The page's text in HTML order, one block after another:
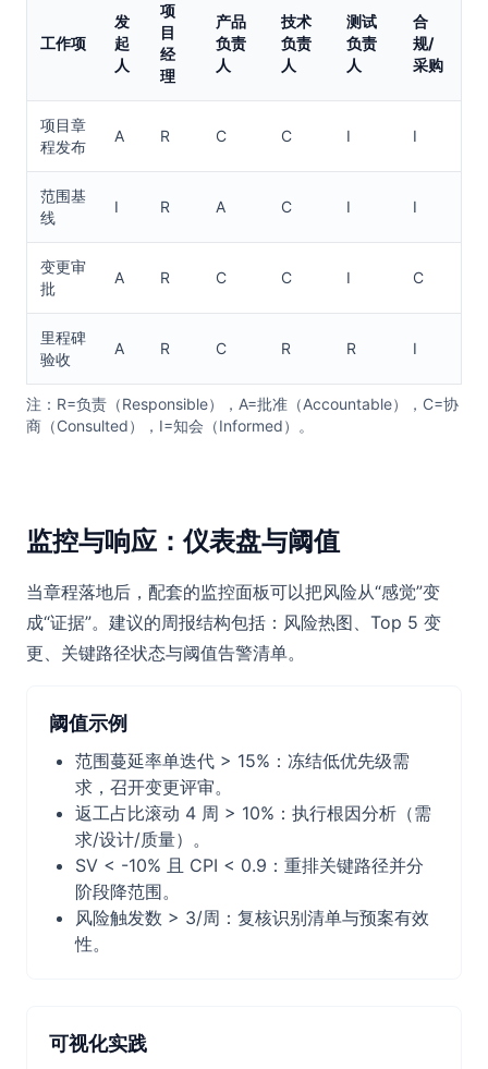
工作项
发
起
人
项
目
经
理
产品
负责
人
技术
负责
人
测试
负责
人
合
规/
采购
项目章
程发布
A R C C I I
范围基
线
I R A C I I
变更审
批
A R C C I C
里程碑
验收
A R C R R I
注：R=负责（Responsible），A=批准（Accountable），C=协
商（Consulted），I=知会（Informed）。
监控与响应：仪表盘与阈值
当章程落地后，配套的监控面板可以把风险从“感觉”变
成“证据”。建议的周报结构包括：风险热图、Top 5 变
更、关键路径状态与阈值告警清单。
阈值示例
范围蔓延率单迭代 > 15%：冻结低优先级需
求，召开变更评审。
返工占比滚动 4 周 > 10%：执行根因分析（需
求/设计/质量）。
SV < -10% 且 CPI < 0.9：重排关键路径并分
阶段降范围。
风险触发数 > 3/周：复核识别清单与预案有效
性。
可视化实践